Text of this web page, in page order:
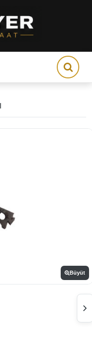
Büyüt